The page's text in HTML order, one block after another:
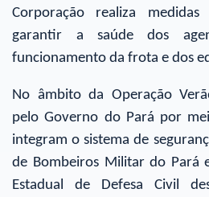
Corporação realiza
garantir a saúde dos
funcionamento da frota e dos
No âmbito da Operação
pelo Governo do Pará por
integram o sistema de
de Bombeiros Militar do Pará
Estadual de Defesa Civil